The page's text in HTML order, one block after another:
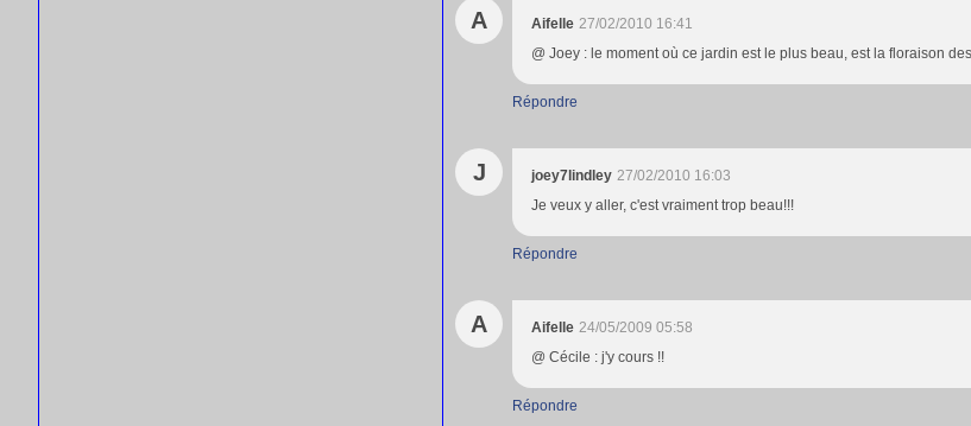
A Aifelle 27/02/2010 16:41
@ Joey : le moment où ce jardin est le plus beau, est la floraison
Répondre
J joey7lindley 27/02/2010 16:03
Je veux y aller, c'est vraiment trop beau!!!
Répondre
A Aifelle 24/05/2009 05:58
@ Cécile : j'y cours !!
Répondre